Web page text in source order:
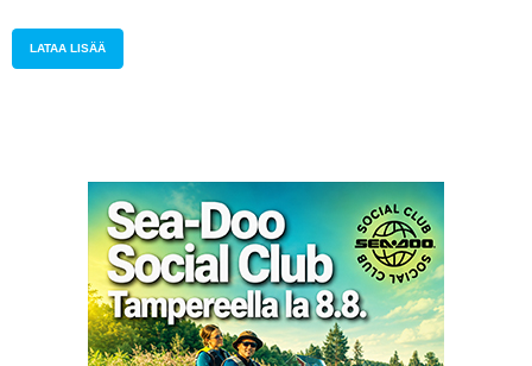
LATAA LISÄÄ